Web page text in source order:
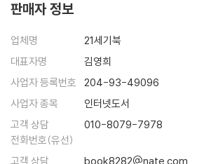
판매자 정보
업체명
21세기북
대표자명
김영희
사업자 등록번호
204-93-49096
사업자 종목
인터넷도서
고객 상담
전화번호(유선)
010-8079-7978
고객 상담
book8282@nate.com